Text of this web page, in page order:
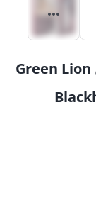
پاک کننده جوش سرسیاه 5در1 گرین Green Lion